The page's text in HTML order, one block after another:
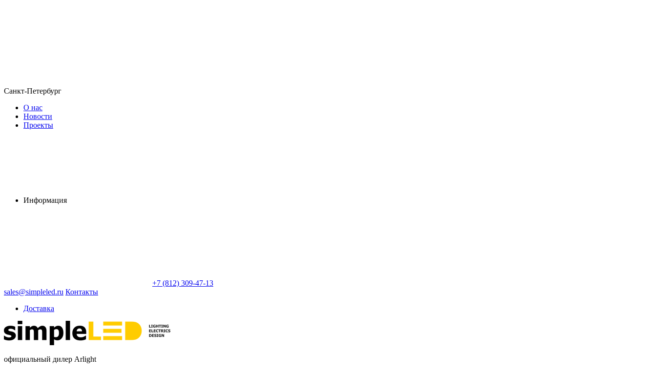
Санкт-Петербург
О нас
Новости
Проекты
Информация
+7 (812) 309-47-13
sales@simpleled.ru Контакты
Доставка
официальный дилер Arlight